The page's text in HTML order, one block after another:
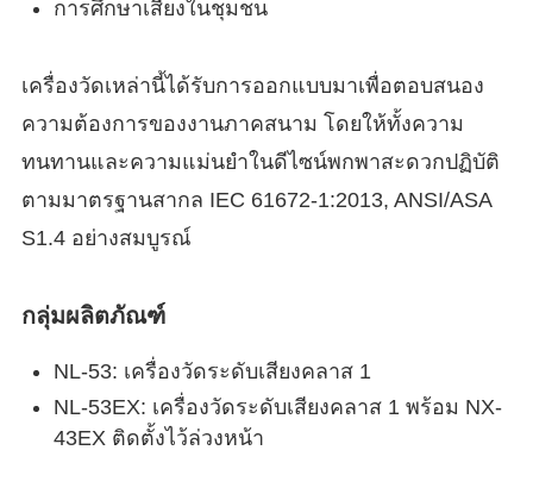
การศึกษาเสียงในชุมชน
เครื่องวัดเหล่านี้ได้รับการออกแบบมาเพื่อตอบสนอง
ความต้องการของงานภาคสนาม โดยให้ทั้งความ
ทนทานและความแม่นยำในดีไซน์พกพาสะดวกปฏิบัติ
ตามมาตรฐานสากล IEC 61672-1:2013, ANSI/ASA
S1.4 อย่างสมบูรณ์
กลุ่มผลิตภัณฑ์
NL-53: เครื่องวัดระดับเสียงคลาส 1
NL-53EX: เครื่องวัดระดับเสียงคลาส 1 พร้อม NX-
43EX ติดตั้งไว้ล่วงหน้า